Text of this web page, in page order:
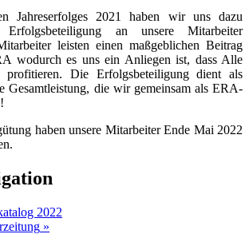
Jahreserfolges 2021 haben wir uns dazu
Erfolgsbeteiligung an unsere Mitarbeiter
leisten einen maßgeblichen Beitrag
wodurch es uns ein Anliegen ist, dass Alle
Die Erfolgsbeteiligung dient als
Gesamtleistung, die wir gemeinsam als ERA-
haben unsere Mitarbeiter Ende Mai 2022
2022
»